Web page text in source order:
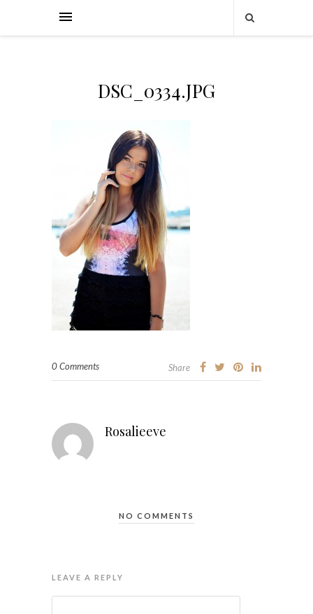
DSC_0334.JPG
0 Comments Share
Rosalieeve
NO COMMENTS
LEAVE A REPLY